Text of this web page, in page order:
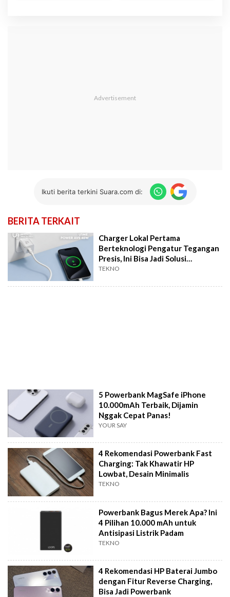
Ikuti berita terkini Suara.com di:
BERITA TERKAIT
Charger Lokal Pertama
Berteknologi Pengatur Tegangan
Presis, Ini Bisa Jadi Solusi
Overheat iPhone 17
TEKNO
5 Powerbank MagSafe iPhone
10.000mAh Terbaik, Dijamin
Nggak Cepat Panas!
YOUR SAY
4 Rekomendasi Powerbank Fast
Charging: Tak Khawatir HP
Lowbat, Desain Minimalis
TEKNO
Powerbank Bagus Merek Apa? Ini
4 Pilihan 10.000 mAh untuk
Antisipasi Listrik Padam
TEKNO
4 Rekomendasi HP Baterai Jumbo
dengan Fitur Reverse Charging,
Bisa Jadi Powerbank